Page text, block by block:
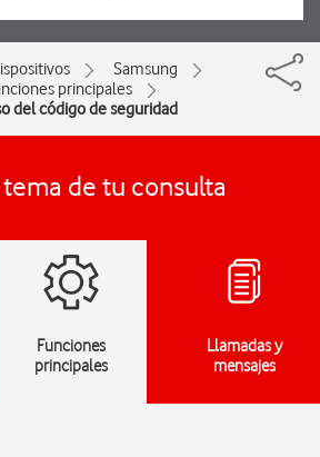
Samsung
principales
del código de seguridad
de tu consulta
Funciones
principales
Llamadas y
mensajes